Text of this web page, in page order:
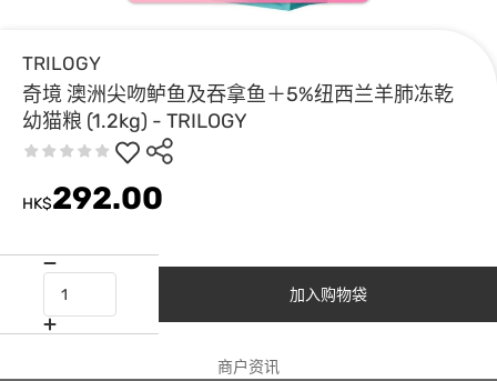
TRILOGY
奇境 澳洲尖吻鲈鱼及吞拿鱼＋5%纽西兰羊肺冻乾
幼猫粮 (1.2kg) - TRILOGY
HK$292.00
加入购物袋
商户资讯